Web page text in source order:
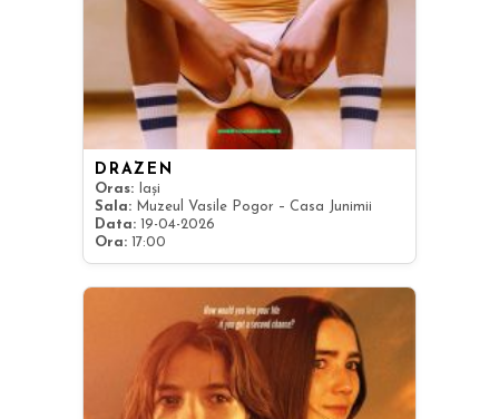
DRAZEN
Oras: Iași
Sala: Muzeul Vasile Pogor – Casa Junimii
Data: 19-04-2026
Ora: 17:00